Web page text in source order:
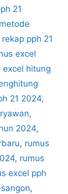
21
rekap pph 21
excel
excel hitung
21 2024,
,
2024,
, rumus
, rumus
excel pph
,